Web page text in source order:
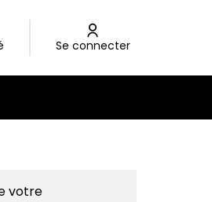
Se connecter
votre